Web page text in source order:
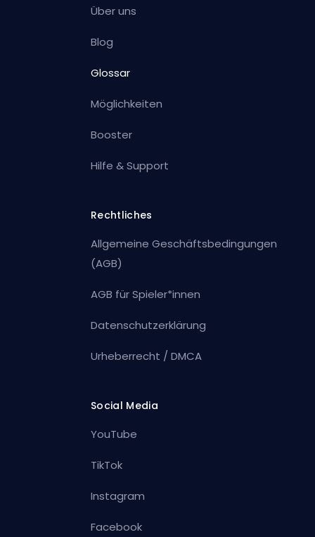
Über uns
Blog
Glossar
Möglichkeiten
Booster
Hilfe & Support
Rechtliches
Allgemeine Geschäftsbedingungen
(AGB)
AGB für Spieler*innen
Datenschutzerklärung
Urheberrecht / DMCA
Social Media
YouTube
TikTok
Instagram
Facebook